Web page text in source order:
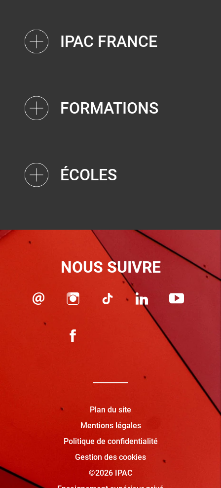
IPAC FRANCE
FORMATIONS
ÉCOLES
NOUS SUIVRE
Plan du site
Mentions légales
Politique de confidentialité
Gestion des cookies
©2026 IPAC